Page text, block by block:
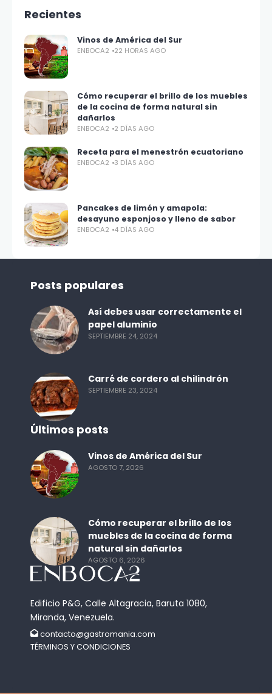
Recientes
Vinos de América del Sur
ENBOCA2 22 HORAS AGO
Cómo recuperar el brillo de los muebles
de la cocina de forma natural sin
dañarlos
ENBOCA2 2 DÍAS AGO
Receta para el menestrón ecuatoriano
ENBOCA2 3 DÍAS AGO
Pancakes de limón y amapola:
desayuno esponjoso y lleno de sabor
ENBOCA2 4 DÍAS AGO
Edificio P&G, Calle Altagracia, Baruta 1080,
Miranda, Venezuela.
contacto@gastromania.com
TÉRMINOS Y CONDICIONES
Posts populares
Así debes usar correctamente el
papel aluminio
SEPTIEMBRE 24, 2024
Carré de cordero al chilindrón
SEPTIEMBRE 23, 2024
Últimos posts
Vinos de América del Sur
AGOSTO 7, 2026
Cómo recuperar el brillo de los
muebles de la cocina de forma
natural sin dañarlos
AGOSTO 6, 2026